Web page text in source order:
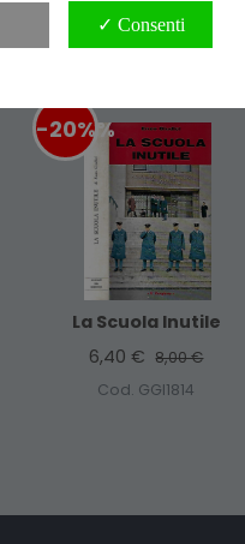
-20%%
La Scuola Inutile
6,40 € 8,00 €
Cod. GGI1814
✓ Consenti